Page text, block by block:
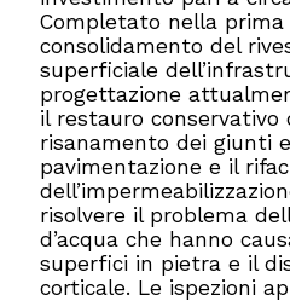
Completato nella
consolidamento del
superficiale
progettazione
il restauro conservativo
risanamento dei giunti
pavimentazione e il
risolvere il problema
d’acqua che hanno
superfici in pietra e il
corticale. Le ispezioni